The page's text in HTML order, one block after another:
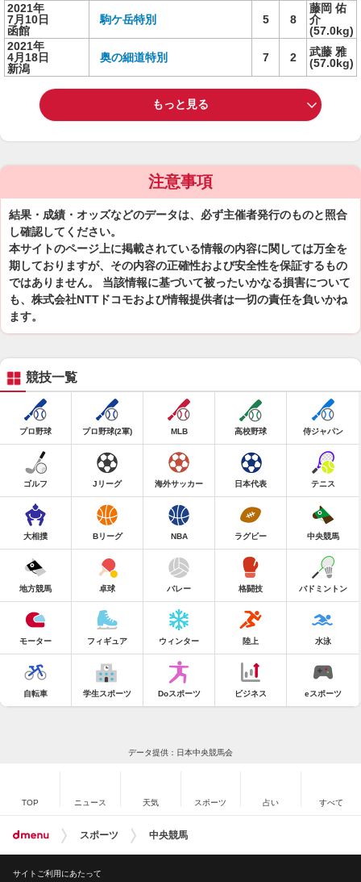
2021年
7月10日
函館
駒ケ岳特別 5 8
藤岡 佑
介
(57.0kg)
2021年
4月18日
新潟
奥の細道特別 7 2
武藤 雅
(57.0kg)
もっと見る
注意事項
結果・成績・オッズなどのデータは、必ず主催者発行のものと照合
し確認してください。
本サイトのページ上に掲載されている情報の内容に関しては万全を
期しておりますが、その内容の正確性および安全性を保証するもの
ではありません。 当該情報に基づいて被ったいかなる損害について
も、株式会社NTTドコモおよび情報提供者は一切の責任を負いかね
ます。
競技一覧
プロ野球 プロ野球(2軍) MLB 高校野球 侍ジャパン
ゴルフ Jリーグ 海外サッカー 日本代表 テニス
大相撲 Bリーグ NBA ラグビー 中央競馬
地方競馬 卓球 バレー 格闘技 バドミントン
モーター フィギュア ウィンター 陸上 水泳
自転車 学生スポーツ Doスポーツ ビジネス eスポーツ
データ提供：日本中央競馬会
TOP ニュース 天気 スポーツ 占い すべて
スポーツ 中央競馬
サイトご利用にあたって